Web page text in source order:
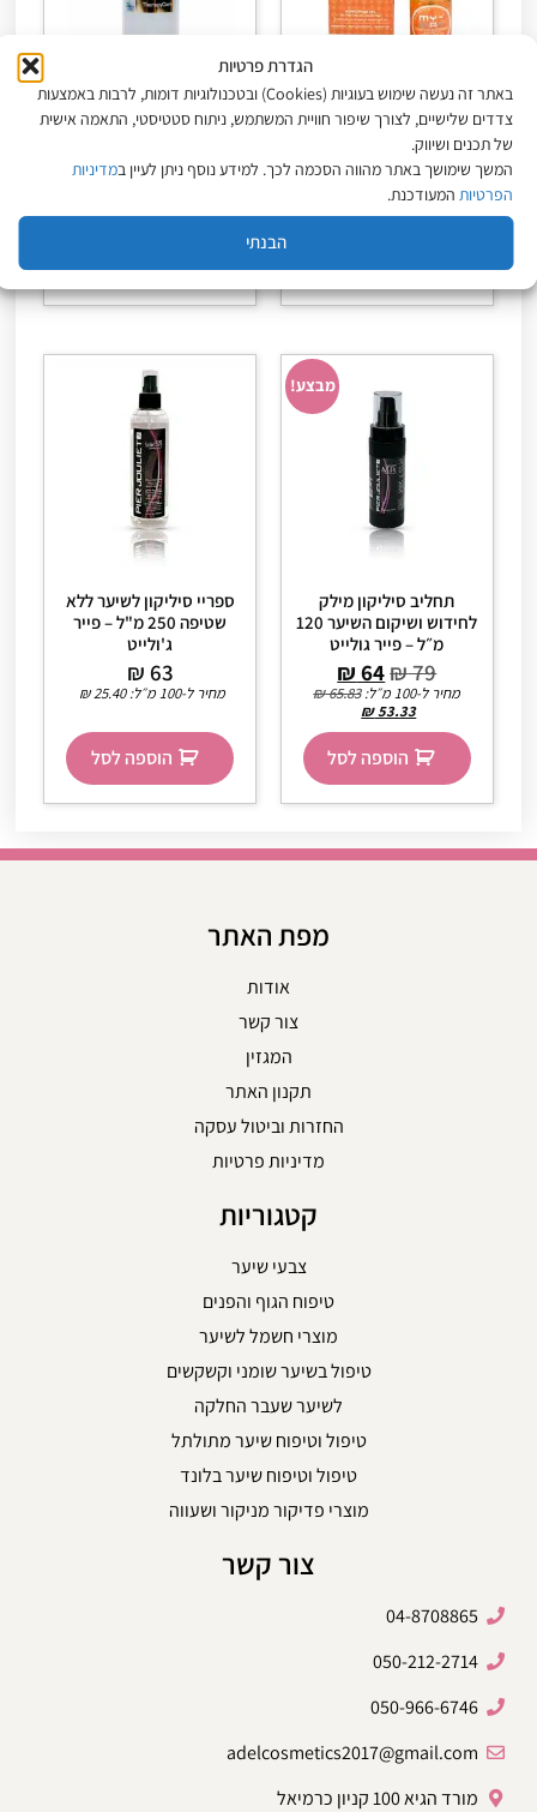
הגדרת פרטיות
באתר זה נעשה שימוש בעוגיות (Cookies) ובטכנולוגיות דומות, לרבות באמצעות
צדדים שלישיים, לצורך שיפור חוויית המשתמש, ניתוח סטטיסטי, התאמה אישית
של תכנים ושיווק.
המשך שימושך באתר מהווה הסכמה לכך. למידע נוסף ניתן לעיין במדיניות
הפרטיותהמעודכנת.
הבנתי
MyWay שמן היפופויאה
מיי-וואיי
109
מחיר ל-100 מ״ל: ₪87.20
שמפו גולד קרטין ללא
ג'ולייט
מחיר ל-100 מ״ל: ₪14.60
מבצע!
תחליב סיליקון מילק
לחידוש ושיקום השיער 120
מ״ל – פייר גולייט
₪79
₪64
מחיר ל-100 מ״ל: ₪65.83
₪53.33
הוספה לסל
ספריי סיליקון לשיער ללא
שטיפה 250 מ"ל – פייר
ג'ולייט
₪63
מחיר ל-100 מ״ל: ₪25.40
הוספה לסל
מפת האתר
אודות
צור קשר
המגזין
תקנון האתר
החזרות וביטול עסקה
מדיניות פרטיות
קטגוריות
צבעי שיער
טיפוח הגוף והפנים
מוצרי חשמל לשיער
טיפול בשיער שומני וקשקשים
לשיער שעבר החלקה
טיפול וטיפוח שיער מתולתל
טיפול וטיפוח שיער בלונד
מוצרי פדיקור מניקור ושעווה
צור קשר
04-8708865
050-212-2714
050-966-6746
adelcosmetics2017@gmail.com
מורד הגיא 100 קניון כרמיאל